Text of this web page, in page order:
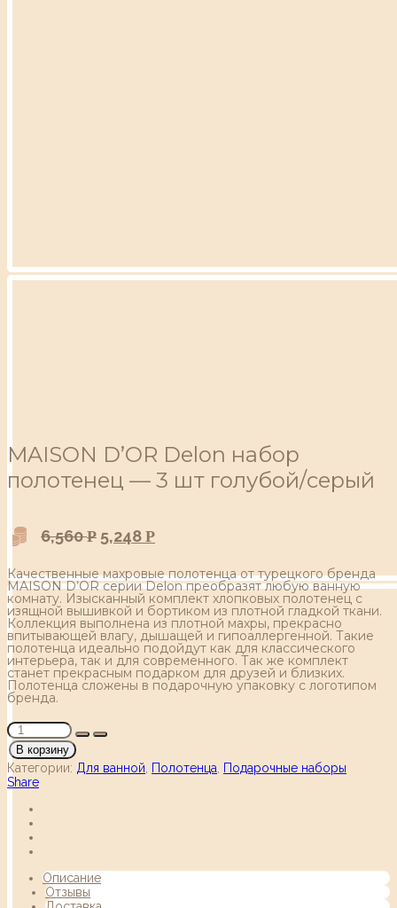
MAISON D’OR Delon набор
полотенец — 3 шт голубой/серый
6,560Р 5,248 Р
Качественные махровые полотенца от турецкого бренда
MAISON D’OR серии Delon преобразят любую ванную
комнату. Изысканный комплект хлопковых полотенец с
изящной вышивкой и бортиком из плотной гладкой ткани.
Коллекция выполнена из плотной махры, прекрасно
впитывающей влагу, дышащей и гипоаллергенной. Такие
полотенца идеально подойдут как для классического
интерьера, так и для современного. Так же комплект
станет прекрасным подарком для друзей и близких.
Полотенца сложены в подарочную упаковку с логотипом
бренда.
В корзину
Категории: Для ванной Полотенца
Подарочные наборы
Share
Описание
Отзывы